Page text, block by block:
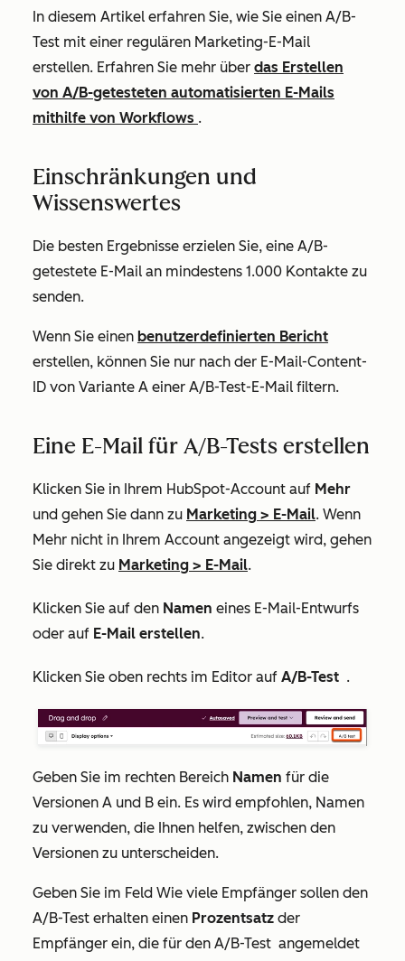
In diesem Artikel erfahren Sie, wie Sie einen A/B-
Test mit einer regulären Marketing-E-Mail
erstellen. Erfahren Sie mehr über das Erstellen
von A/B-getesteten automatisierten E-Mails
mithilfe von Workflows .
Einschränkungen und
Wissenswertes
Die besten Ergebnisse erzielen Sie, eine A/B-
getestete E-Mail an mindestens 1.000 Kontakte zu
senden.
Wenn Sie einen benutzerdefinierten Bericht
erstellen, können Sie nur nach der E-Mail-Content-
ID von Variante A einer A/B-Test-E-Mail filtern.
Eine E-Mail für A/B-Tests erstellen
Klicken Sie in Ihrem HubSpot-Account auf Mehr
und gehen Sie dann zu Marketing > E-Mail. Wenn
Mehr nicht in Ihrem Account angezeigt wird, gehen
Sie direkt zu Marketing > E-Mail.
Klicken Sie auf den Namen eines E-Mail-Entwurfs
oder auf E-Mail erstellen.
Klicken Sie oben rechts im Editor auf A/B-Test .
Geben Sie im rechten Bereich Namen für die
Versionen A und B ein. Es wird empfohlen, Namen
zu verwenden, die Ihnen helfen, zwischen den
Versionen zu unterscheiden.
Geben Sie im Feld Wie viele Empfänger sollen den
A/B-Test erhalten einen Prozentsatz der
Empfänger ein, die für den A/B-Test angemeldet